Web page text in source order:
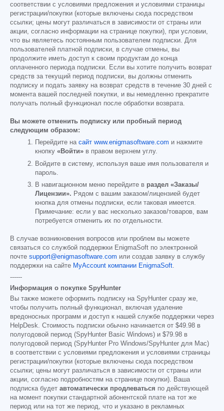
соответствии с условиями предложения и условиями страницы
регистрации/покупки (которые включены сюда посредством
ссылки; цены могут различаться в зависимости от страны или
акции, согласно информации на странице покупки), при условии,
что вы являетесь постоянным пользователем подписки. Для
пользователей платной подписки, в случае отмены, вы
продолжите иметь доступ к своим продуктам до конца
оплаченного периода подписки. Если вы хотите получить возврат
средств за текущий период подписки, вы должны отменить
подписку и подать заявку на возврат средств в течение 30 дней с
момента вашей последней покупки, и вы немедленно прекратите
получать полный функционал после обработки возврата.
Вы можете отменить подписку или пробный период
следующим образом:
Перейдите на сайт www.enigmasoftware.com и нажмите
кнопку «Войти» в правом верхнем углу.
Войдите в систему, используя ваше имя пользователя и
пароль.
В навигационном меню перейдите в раздел «Заказы/
Лицензии». Рядом с вашим заказом/лицензией будет
кнопка для отмены подписки, если таковая имеется.
Примечание: если у вас несколько заказов/товаров, вам
потребуется отменить их по отдельности.
В случае возникновения вопросов или проблем вы можете
связаться со службой поддержки EnigmaSoft по электронной
почте support@enigmasoftware.com или создав заявку в службу
поддержки на сайте MyAccount компании EnigmaSoft.
------
Информация о покупке SpyHunter
Вы также можете оформить подписку на SpyHunter сразу же,
чтобы получить полный функционал, включая удаление
вредоносных программ и доступ к нашей службе поддержки через
HelpDesk. Стоимость подписки обычно начинается от $49.98 в
полугодовой период (SpyHunter Basic Windows) и $79.98 в
полугодовой период (SpyHunter Pro Windows/SpyHunter для Mac)
в соответствии с условиями предложения и условиями страницы
регистрации/покупки (которые включены сюда посредством
ссылки; цены могут различаться в зависимости от страны или
акции, согласно подробностям на странице покупки). Ваша
подписка будет автоматически продлеваться по действующей
на момент покупки стандартной абонентской плате на тот же
период или на тот же период, что и указано в рекламных